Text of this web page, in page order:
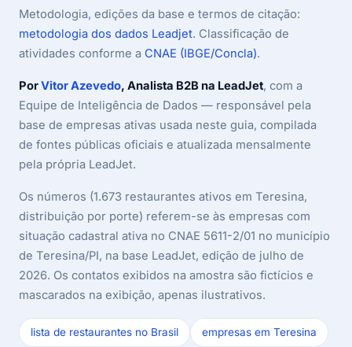
Metodologia, edições da base e termos de citação:
metodologia dos dados Leadjet. Classificação de
atividades conforme a CNAE (IBGE/Concla).
PorVitor Azevedo, Analista B2B na LeadJet, com a
Equipe de Inteligência de Dados — responsável pela
base de empresas ativas usada neste guia, compilada
de fontes públicas oficiais e atualizada mensalmente
pela própria LeadJet.
Os números (1.673 restaurantes ativos em Teresina,
distribuição por porte) referem-se às empresas com
situação cadastral ativa no CNAE 5611-2/01 no município
de Teresina/PI, na base LeadJet, edição de julho de
2026. Os contatos exibidos na amostra são fictícios e
mascarados na exibição, apenas ilustrativos.
lista de restaurantes no Brasil empresas em Teresina